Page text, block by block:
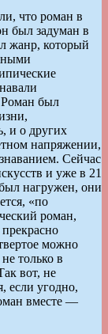
что роман в
был задуман в
жанр, который
Роман был
и о других
напряжении,
Сейчас
и уже в 21
нагружен, они
«по
роман,
можно
только в
вот, не
если угодно,
вместе —